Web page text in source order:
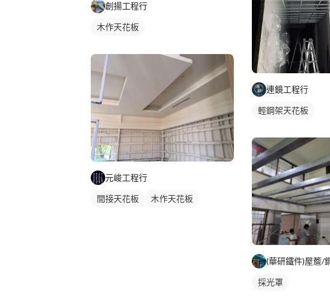
創揚工程行
木作天花板
元峻工程行
間接天花板 木作天花板
連鏡工程行
輕鋼架天花板
(華研鐵件)屋簷/
採光罩